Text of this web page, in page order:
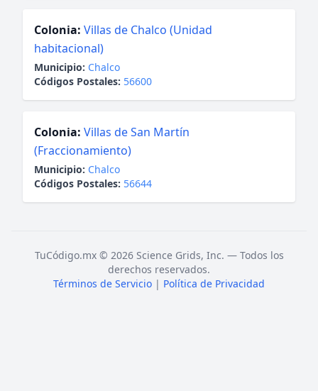
Colonia: Villas de Chalco (Unidad
habitacional)
Municipio: Chalco
Códigos Postales: 56600
Colonia: Villas de San Martín
(Fraccionamiento)
Municipio: Chalco
Códigos Postales: 56644
TuCódigo.mx © 2026 Science Grids, Inc. — Todos los
derechos reservados.
Términos de Servicio | Política de Privacidad